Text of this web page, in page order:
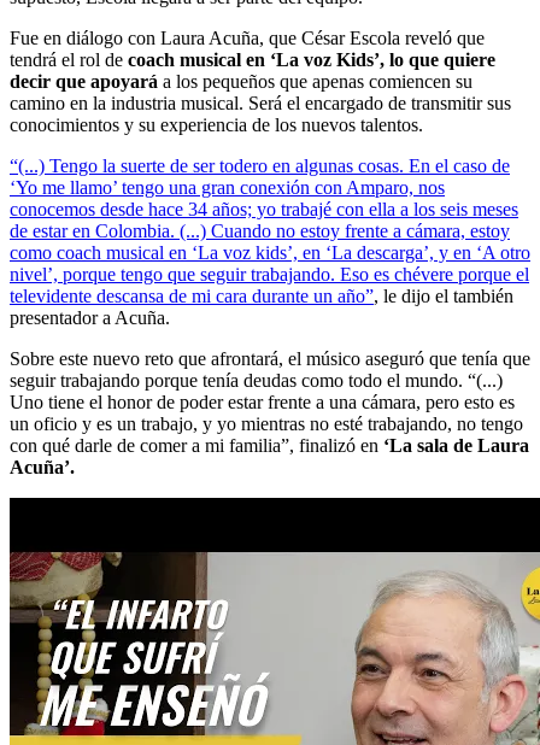
Fue en diálogo con Laura Acuña, que César Escola reveló que
tendrá el rol de coach musical en ‘La voz Kids’, lo que quiere
decir que apoyará a los pequeños que apenas comiencen su
camino en la industria musical. Será el encargado de transmitir sus
conocimientos y su experiencia de los nuevos talentos.
“(...) Tengo la suerte de ser todero en algunas cosas. En el caso de
‘Yo me llamo’ tengo una gran conexión con Amparo, nos
conocemos desde hace 34 años; yo trabajé con ella a los seis meses
de estar en Colombia. (...) Cuando no estoy frente a cámara, estoy
como coach musical en ‘La voz kids’, en ‘La descarga’, y en ‘A otro
nivel’, porque tengo que seguir trabajando. Eso es chévere porque el
televidente descansa de mi cara durante un año”, le dijo el también
presentador a Acuña.
Sobre este nuevo reto que afrontará, el músico aseguró que tenía que
seguir trabajando porque tenía deudas como todo el mundo. “(...)
Uno tiene el honor de poder estar frente a una cámara, pero esto es
un oficio y es un trabajo, y yo mientras no esté trabajando, no tengo
con qué darle de comer a mi familia”, finalizó en ‘La sala de Laura
Acuña’.